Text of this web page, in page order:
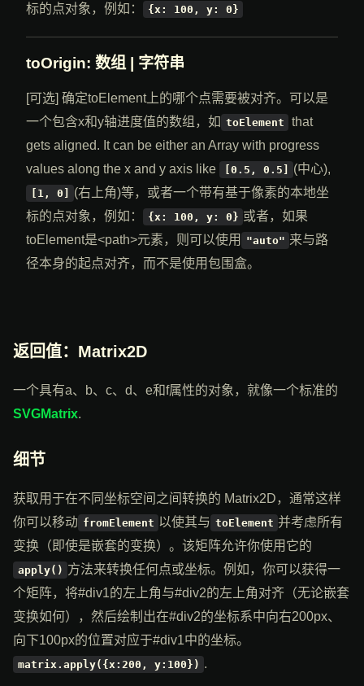
标的点对象，例如：
{x: 100, y: 0}
toOrigin: 数组 | 字符串
[可选] 确定toElement上的哪个点需要被对齐。可以是
一个包含x和y轴进度值的数组，如 toElement
that
gets aligned. It can be either an Array with progress
values along the x and y axis like
[0.5, 0.5] (中心),
[1, 0]
(右上角)等，或者一个带有基于像素的本地坐
标的点对象，例如：
{x: 100, y: 0} 或者，如果
toElement是<path>元素，则可以使用
"auto" 来与路
径本身的起点对齐，而不是使用包围盒。
返回值：Matrix2D
一个具有a、b、c、d、e和f属性的对象，就像一个标准的
SVGMatrix.
细节
获取用于在不同坐标空间之间转换的 Matrix2D，通常这样
你可以移动 fromElement 以使其与 toElement 并考虑所有
变换（即使是嵌套的变换）。该矩阵允许你使用它的
apply() 方法来转换任何点或坐标。例如，你可以获得一
个矩阵，将#div1的左上角与#div2的左上角对齐（无论嵌套
变换如何），然后绘制出在#div2的坐标系中向右200px、
向下100px的位置对应于#div1中的坐标。
matrix.apply({x:200, y:100}) .